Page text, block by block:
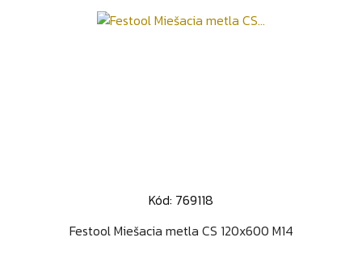
Kód: 769118
Festool Miešacia metla CS 120x600 M14